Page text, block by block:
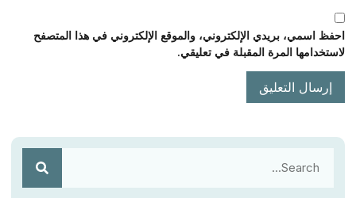
احفظ اسمي، بريدي الإلكتروني، والموقع الإلكتروني في هذا المتصفح
لاستخدامها المرة المقبلة في تعليقي.